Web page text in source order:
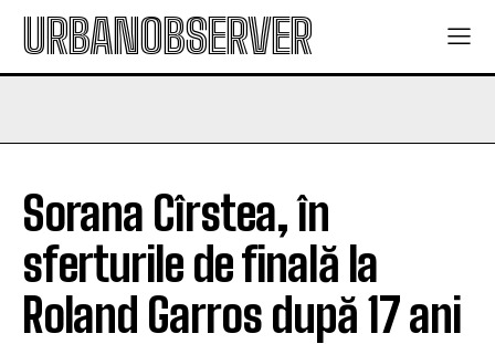
URBANOBSERVER
Sorana Cîrstea, în
sferturile de finală la
Roland Garros după 17 ani